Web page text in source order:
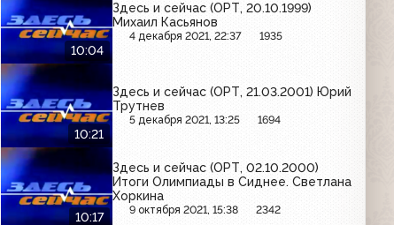
10:04
Здесь и сейчас (ОРТ, 20.10.1999)
Михаил Касьянов
4 декабря 2021, 22:37 1935
10:21
Здесь и сейчас (ОРТ, 21.03.2001) Юрий
Трутнев
5 декабря 2021, 13:25 1694
10:17
Здесь и сейчас (ОРТ, 02.10.2000)
Итоги Олимпиады в Сиднее. Светлана
Хоркина
9 октября 2021, 15:38 2342